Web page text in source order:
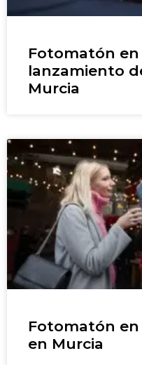
Fotomatón
lanzamiento
Murcia
Fotomatón en
en Murcia